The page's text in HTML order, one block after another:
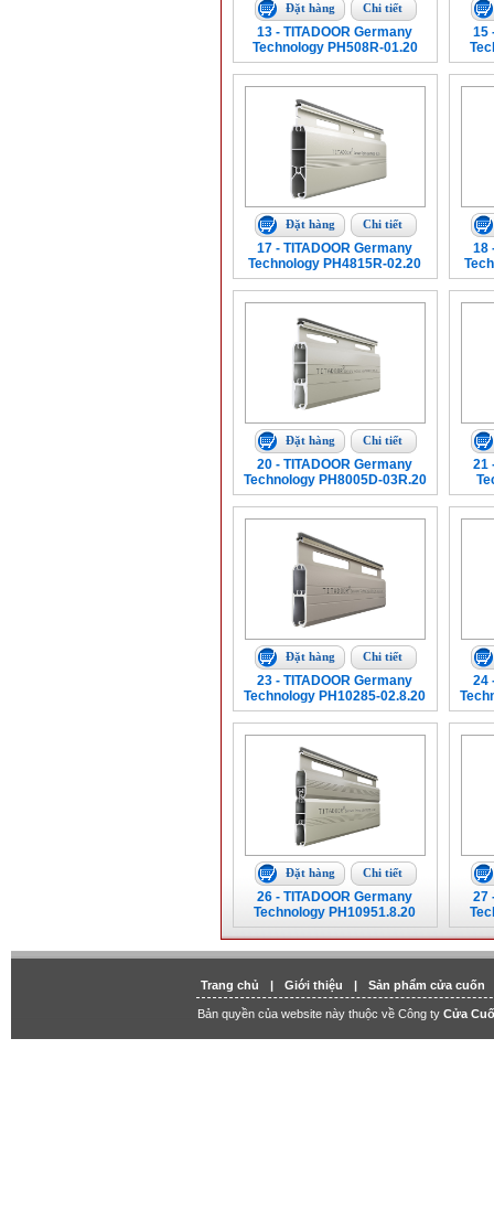
Đặt hàng Chi tiết
13 - TITADOOR Germany
Technology PH508R-01.20
15
Đặt hàng Chi tiết
17 - TITADOOR Germany
Technology PH4815R-02.20
18
Đặt hàng Chi tiết
20 - TITADOOR Germany
Technology PH8005D-03R.20
21
Đặt hàng Chi tiết
23 - TITADOOR Germany
Technology PH10285-02.8.20
24
Đặt hàng Chi tiết
26 - TITADOOR Germany
Technology PH10951.8.20
27
Trang chủ | Giới thiệu | Sản phẩm cửa cuốn
Bản quyền của website này thuộc về Công tyCửa